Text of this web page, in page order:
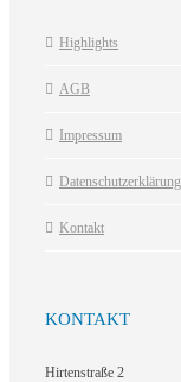
Highlights
AGB
Impressum
Datenschutzerklärung
Kontakt
KONTAKT
Hirtenstraße 2